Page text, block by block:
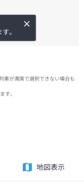
。
車が満席で選択できない場合も
す。
地図表示